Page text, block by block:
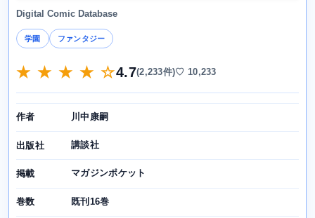
Digital Comic Database
学園 ファンタジー
★ ★ ★ ★ ☆4.7(2,233件)♡ 10,233
作者 川中康嗣
出版社 講談社
掲載 マガジンポケット
巻数 既刊16巻